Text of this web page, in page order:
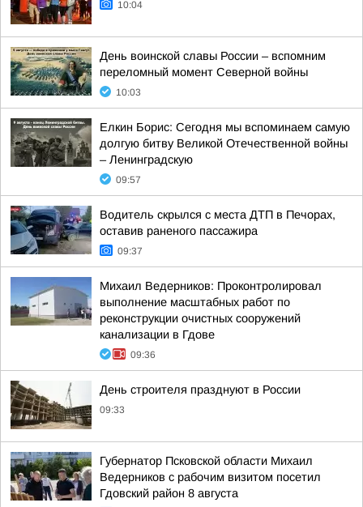
10:04
День воинской славы России – вспомним
переломный момент Северной войны
10:03
Елкин Борис: Сегодня мы вспоминаем самую
долгую битву Великой Отечественной войны
– Ленинградскую
09:57
Водитель скрылся с места ДТП в Печорах,
оставив раненого пассажира
09:37
Михаил Ведерников: Проконтролировал
выполнение масштабных работ по
реконструкции очистных сооружений
канализации в Гдове
09:36
День строителя празднуют в России
09:33
Губернатор Псковской области Михаил
Ведерников с рабочим визитом посетил
Гдовский район 8 августа